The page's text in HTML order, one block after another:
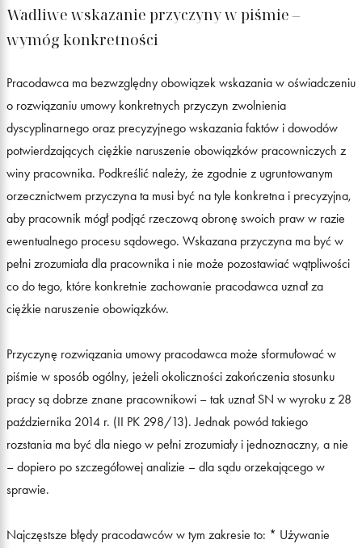
Wadliwe wskazanie przyczyny w piśmie –
wymóg konkretności
Pracodawca ma bezwzględny obowiązek wskazania w oświadczeniu
o rozwiązaniu umowy konkretnych przyczyn zwolnienia
dyscyplinarnego oraz precyzyjnego wskazania faktów i dowodów
potwierdzających ciężkie naruszenie obowiązków pracowniczych z
winy pracownika. Podkreślić należy, że zgodnie z ugruntowanym
orzecznictwem przyczyna ta musi być na tyle konkretna i precyzyjna,
aby pracownik mógł podjąć rzeczową obronę swoich praw w razie
ewentualnego procesu sądowego. Wskazana przyczyna ma być w
pełni zrozumiała dla pracownika i nie może pozostawiać wątpliwości
co do tego, które konkretnie zachowanie pracodawca uznał za
ciężkie naruszenie obowiązków.
Przyczynę rozwiązania umowy pracodawca może sformułować w
piśmie w sposób ogólny, jeżeli okoliczności zakończenia stosunku
pracy są dobrze znane pracownikowi – tak uznał SN w wyroku z 28
października 2014 r. (II PK 298/13). Jednak powód takiego
rozstania ma być dla niego w pełni zrozumiały i jednoznaczny, a nie
– dopiero po szczegółowej analizie – dla sądu orzekającego w
sprawie.
Najczęstsze błędy pracodawców w tym zakresie to: * Używanie